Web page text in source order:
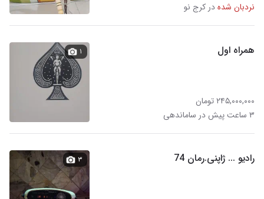
نردبان شدهدر کرج نو
همراه اول
۲۴۵,۰۰۰,۰۰۰ تومان
۳ ساعت پیش در ساماندهی
۱
رادیو ... ژاپنی.رمان 74 ۳